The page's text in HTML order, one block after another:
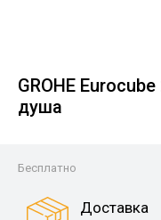
GROHE
душа
Бесплатно
Доставка